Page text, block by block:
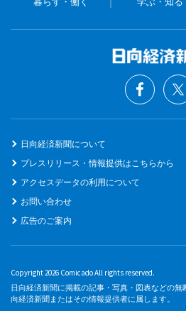
日向経済新聞について
プレスリリース・情報提供はこちらから
アクセスデータの利用について
お問い合わせ
広告のご案内
Copyright 2026 Comicado All rights reserved.
日向経済新聞に掲載の記事・写真・図表などの無
向経済新聞またはその情報提供者に属します。